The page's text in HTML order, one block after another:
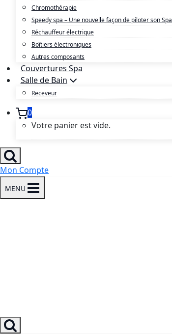
Chromothérapie
Speedy spa – Une nouvelle façon de piloter son Spa
Réchauffeur électrique
Boîtiers électroniques
Autres composants
Couvertures Spa
Salle de Bain
Receveur
0
Votre panier est vide.
Mon Compte
MENU